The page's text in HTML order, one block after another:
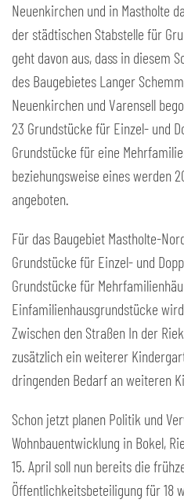
Neuenkirchen und in Mastholte
der städtischen Stabstelle für
geht davon aus, dass in diesem
des Baugebietes Langer
Neuenkirchen und Varensell
23 Grundstücke für Einzel- und
Grundstücke für eine
beziehungsweise eines werden
angeboten.
Für das Baugebiet Mastholte-
Grundstücke für Einzel- und
Grundstücke für
Einfamilienhausgrundstücke
Zwischen den Straßen In der
zusätzlich ein weiterer
dringenden Bedarf an weiteren
Schon jetzt planen Politik und
Wohnbauentwicklung in Bokel,
15. April soll nun bereits die
Öffentlichkeitsbeteiligung für 18